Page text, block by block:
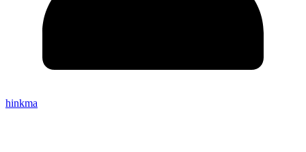
hinkma